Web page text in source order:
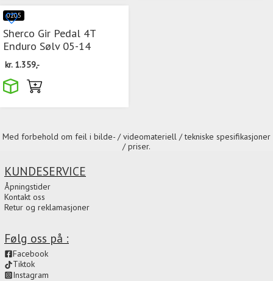
0205
Sherco Gir Pedal 4T
Enduro Sølv 05-14
kr. 1.359,-
Med forbehold om feil i bilde- / videomateriell / tekniske spesifikasjoner
/ priser.
Følg oss på :
Facebook
Tiktok
Instagram
KUNDESERVICE
Åpningstider
Kontakt oss
Retur og reklamasjoner